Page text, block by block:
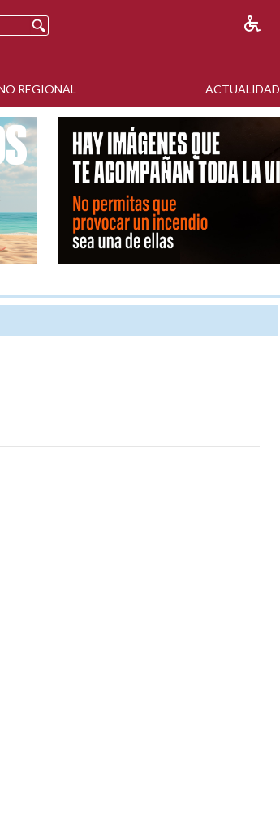
REGIONAL ACTUALIDAD